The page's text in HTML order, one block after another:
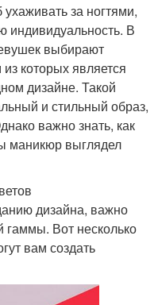
за ногтями,
индивидуальность. В
выбирают
которых является
дизайне. Такой
и стильный образ,
важно знать, как
маникюр выглядел
дизайна, важно
гаммы. Вот несколько
вам создать